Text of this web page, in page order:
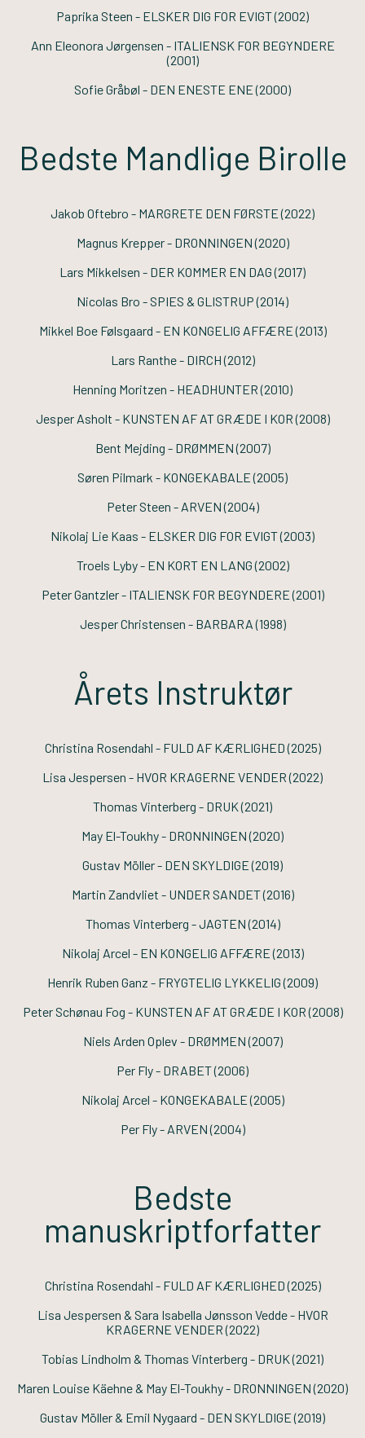
Paprika Steen - ELSKER DIG FOR EVIGT(2002)
Ann Eleonora Jørgensen - ITALIENSK FOR BEGYNDERE
(2001)
Sofie Gråbøl - DEN ENESTE ENE(2000)
Bedste Mandlige Birolle
Jakob Oftebro - MARGRETE DEN FØRSTE(2022)
Magnus Krepper - DRONNINGEN(2020)
Lars Mikkelsen - DER KOMMER EN DAG(2017)
Nicolas Bro - SPIES & GLISTRUP(2014)
Mikkel Boe Følsgaard - EN KONGELIG AFFÆRE(2013)
Lars Ranthe - DIRCH(2012)
Henning Moritzen - HEADHUNTER(2010)
Jesper Asholt - KUNSTEN AF AT GRÆDE I KOR(2008)
Bent Mejding - DRØMMEN(2007)
Søren Pilmark - KONGEKABALE(2005)
Peter Steen - ARVEN(2004)
Nikolaj Lie Kaas - ELSKER DIG FOR EVIGT(2003)
Troels Lyby - EN KORT EN LANG(2002)
Peter Gantzler -ITALIENSK FOR BEGYNDERE(2001)
Jesper Christensen - BARBARA(1998)
Årets Instruktør
Christina Rosendahl - FULD AF KÆRLIGHED(2025)
Lisa Jespersen - HVOR KRAGERNE VENDER(2022)
Thomas Vinterberg - DRUK(2021)
May El-Toukhy - DRONNINGEN(2020)
Gustav Möller - DEN SKYLDIGE(2019)
Martin Zandvliet - UNDER SANDET(2016)
Thomas Vinterberg -JAGTEN(2014)
Nikolaj Arcel - EN KONGELIG AFFÆRE(2013)
Henrik Ruben Ganz - FRYGTELIG LYKKELIG(2009)
Peter Schønau Fog - KUNSTEN AF AT GRÆDE I KOR(2008)
Niels Arden Oplev - DRØMMEN(2007)
Per Fly - DRABET(2006)
Nikolaj Arcel - KONGEKABALE(2005)
Per Fly - ARVEN(2004)
Bedste
manuskriptforfatter
Christina Rosendahl - FULD AF KÆRLIGHED(2025)
Lisa Jespersen & Sara Isabella Jønsson Vedde - HVOR
KRAGERNE VENDER(2022)
Tobias Lindholm & Thomas Vinterberg - DRUK(2021)
Maren Louise Käehne & May El-Toukhy - DRONNINGEN(2020)
Gustav Möller & Emil Nygaard - DEN SKYLDIGE(2019)